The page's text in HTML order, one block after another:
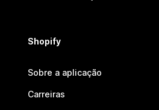
Shopify
Sobre a aplicação
Carreiras